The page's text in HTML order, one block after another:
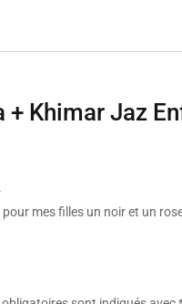
+ Khimar Jaz
mes filles un noir et un